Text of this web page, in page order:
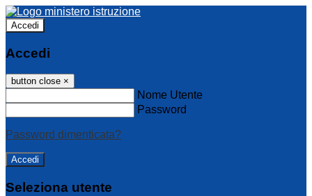
Accedi
Accedi
button close ×
Nome Utente
Password
Password dimenticata?
Seleziona utente